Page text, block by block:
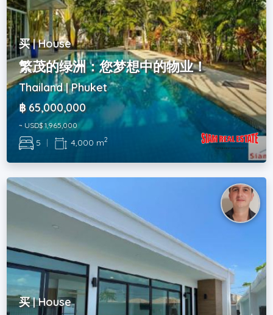
买 | House
繁茂的绿洲：您梦想中的物业！
Thailand | Phuket
฿ 65,000,000
~ USD$ 1,965,000
5 | 4,000 m2
买 | House